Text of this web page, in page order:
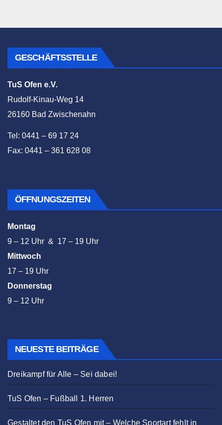
GESCHÄFTSSTELLE
TuS Ofen e.V.
Rudolf-Kinau-Weg 14
26160 Bad Zwischenahn
Tel: 0441 – 69 17 24
Fax: 0441 – 361 628 08
ÖFFNUNGSZEITEN
Montag
9 – 12 Uhr & 17 – 19 Uhr
Mittwoch
17 – 19 Uhr
Donnerstag
9 – 12 Uhr
NEUESTE BEITRÄGE
Dreikampf für Alle – Sei dabei!
TuS Ofen – Fußball 1. Herren
Gestaltet den TuS Ofen mit – Welche Sportart fehlt in